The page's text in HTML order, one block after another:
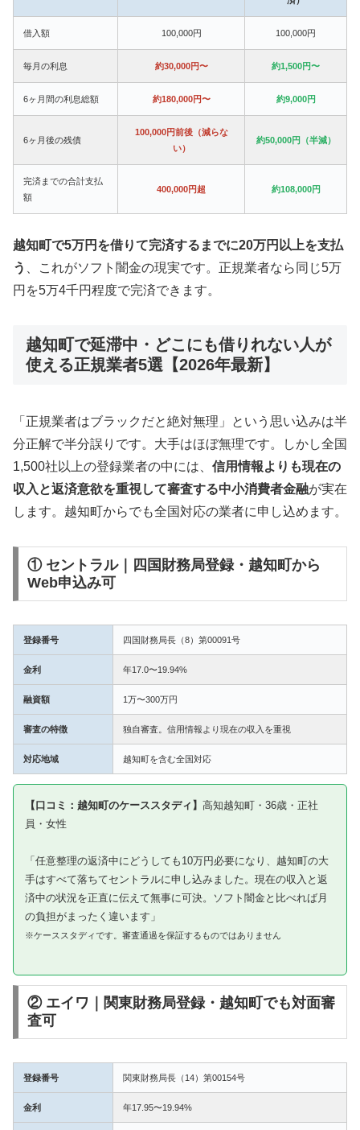
借入額 100,000円 100,000円
毎月の利息 約30,000円〜 約1,500円〜
6ヶ月間の利息総額 約180,000円〜 約9,000円
6ヶ月後の残債
100,000円前後（減らな
い）
約50,000円（半減）
完済までの合計支払
額
400,000円超 約108,000円
越知町で5万円を借りて完済するまでに20万円以上を支払
う
、これがソフト闇金の現実です。正規業者なら同じ5万
円を5万4千円程度で完済できます。
越知町で延滞中・どこにも借りれない人が
使える正規業者5選【2026年最新】
「正規業者はブラックだと絶対無理」という思い込みは半
分正解で半分誤りです。大手はほぼ無理です。しかし全国
1,500社以上の登録業者の中には、 信用情報よりも現在の
収入と返済意欲を重視して審査する中小消費者金融が実在
します。越知町からでも全国対応の業者に申し込めます。
① セントラル｜四国財務局登録・越知町から
Web申込み可
登録番号 四国財務局長（8）第00091号
金利 年17.0〜19.94%
融資額 1万〜300万円
審査の特徴 独自審査。信用情報より現在の収入を重視
対応地域 越知町を含む全国対応
【口コミ：越知町のケーススタディ】 高知越知町・36歳・正社
員・女性
「任意整理の返済中にどうしても10万円必要になり、越知町の大
手はすべて落ちてセントラルに申し込みました。現在の収入と返
済中の状況を正直に伝えて無事に可決。ソフト闇金と比べれば月
の負担がまったく違います」
※ケーススタディです。審査通過を保証するものではありません
② エイワ｜関東財務局登録・越知町でも対面審
査可
登録番号 関東財務局長（14）第00154号
金利 年17.95〜19.94%